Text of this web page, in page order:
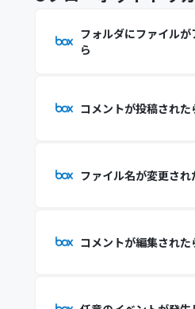
フォルダにファイル
ら
コメントが投稿された
ファイル名が変更され
コメントが編集された